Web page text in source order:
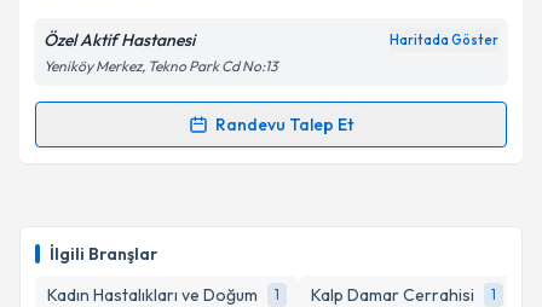
İlgili Branşlar
Kadın Hastalıkları ve Doğum
1 Kalp Damar Cerrahisi 1
Özel Aktif Hastanesi Haritada Göster
Yeniköy Merkez, Tekno Park Cd No:13
Randevu Talep Et
Randevu Takvimi Talebi
takvim hazırlandığında e-posta ile bilgilendireceğiz.